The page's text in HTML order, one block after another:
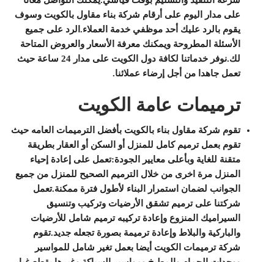
على مدار اليوم على أرقام شركة بناء مقاول بالكويت وسوف
يقوم بالرد عليك أحد موظفي خدمة العملاء.الرد على جميع
الأسئلة المطروحة ويمكنك معرفة الأسعار والعروض المتاحة
لك.نوفر خدماتنا لكافة دول الكويت على مدار 24 ساعة حيث
تعمل جاهدا من أجل إرضاء عملائنا.
ترميمات عامة الكويت
تقوم شركة مقاول بناء بالكويت بأفضل الترميمات العامه حيث
تقوم بعمل ترميم كامل للمنزل أو السكن أو العقار بطريقة
متقنة للغاية وبأعلى معايير الجودة:تعمل على إعادة إحياء
المنزل مرة اخرى من خلال الترميم الصحيح للمنزل من جميع
الجوانب لضمان استمرار البناء لأطول فترة ممكنة.تعمل
شركتنا على ترميم تشقق الأرضيات وتركيب وتنسيق
السيراميك المنزوع وإعادة تركيبه ترميم شامل للأرضيات
والباركية والبلاط وإعادة ترميمة بصورة تجعله جديد.تقوم
شركة ترميمات الكويت أيضا بعمل تغير شامل للمواسير